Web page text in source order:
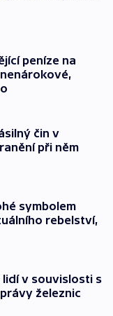
peníze na
čin v
při něm
symbolem
rebelství,
lidí v souvislosti s
železnic